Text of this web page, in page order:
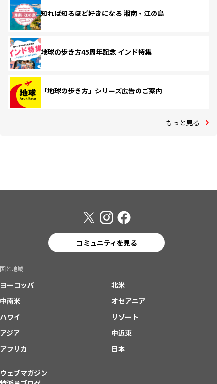
知れば知るほど好きになる 湘南・江の島
地球の歩き方45周年記念 インド特集
「地球の歩き方」シリーズ広告のご案内
もっと見る
コミュニティを見る
国と地域
ヨーロッパ
北米
中南米
オセアニア
ハワイ
リゾート
アジア
中近東
アフリカ
日本
ウェブマガジン